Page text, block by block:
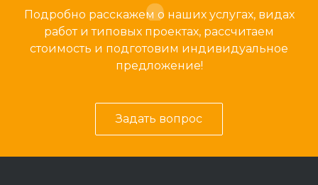
Подробно расскажем о наших услугах, видах
работ и типовых проектах, рассчитаем
стоимость и подготовим индивидуальное
предложение!
Задать вопрос